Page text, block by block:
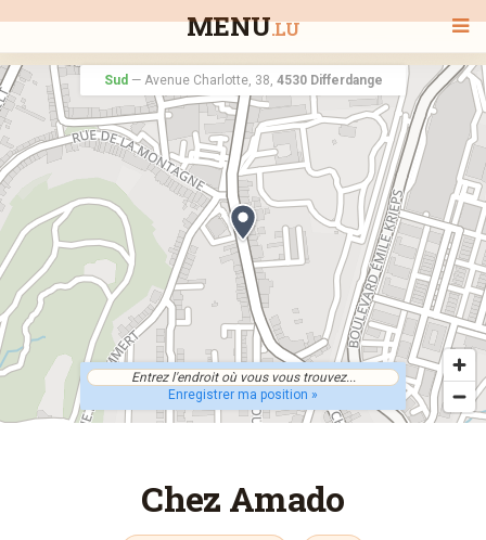
MENU.LU
BIENVENUE
TOUS LES RESTAURANTS
RECHERCHER UN RESTAURANT
Sud —Avenue Charlotte, 38, 4530 Differdange
Enregistrer ma position »
Chez Amado